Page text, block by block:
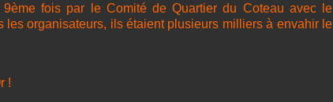
fois par le Comité de Quartier du Coteau avec le
les organisateurs, ils étaient plusieurs milliers à envahir le
!